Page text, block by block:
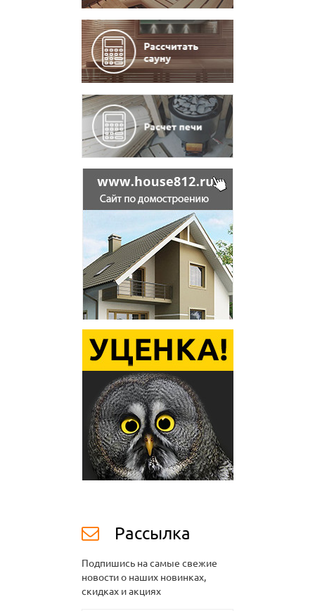
Рассылка
Подпишись на самые свежие
новости о наших новинках,
скидках и акциях